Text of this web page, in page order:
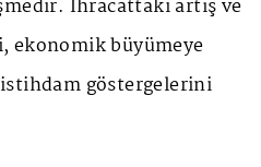
İhracattaki artış ve
ekonomik büyümeye
göstergelerini